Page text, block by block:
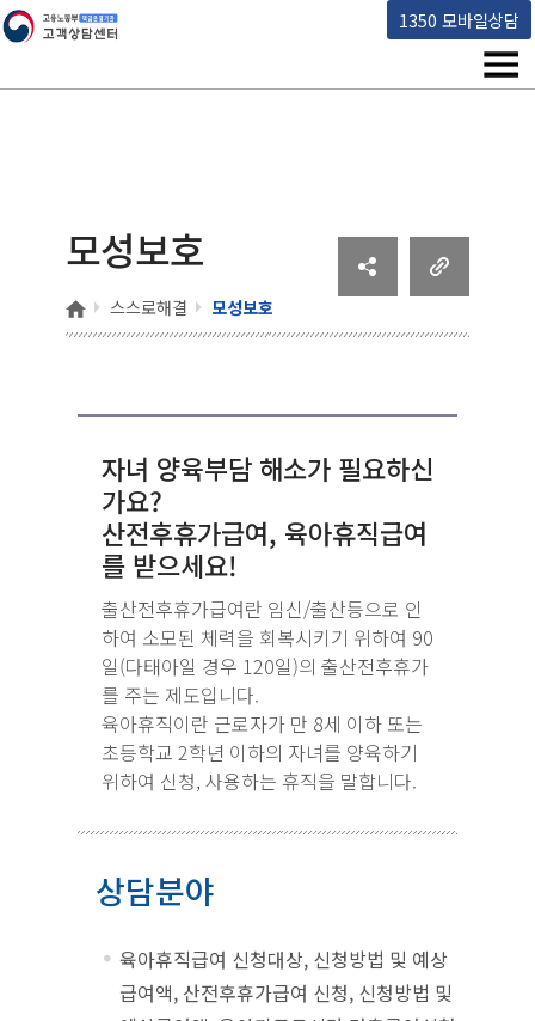
1350 모바일상담
고용노동부 책임운영기관 고객상담센터
메
모성보호
홈 스스로해결 모성보호
자녀 양육부담 해소가 필요하신
가요?
산전후휴가급여, 육아휴직급여
를 받으세요!
출산전후휴가급여란 임신/출산등으로 인
하여 소모된 체력을 회복시키기 위하여 90
일(다태아일 경우 120일)의 출산전후휴가
를 주는 제도입니다.
육아휴직이란 근로자가 만 8세 이하 또는
초등학교 2학년 이하의 자녀를 양육하기
위하여 신청, 사용하는 휴직을 말합니다.
상담분야
육아휴직급여 신청대상, 신청방법 및 예상
급여액, 산전후휴가급여 신청, 신청방법 및